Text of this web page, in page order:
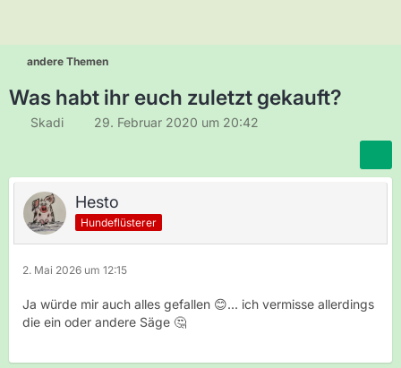
andere Themen
Was habt ihr euch zuletzt gekauft?
Skadi 29. Februar 2020 um 20:42
Hesto
Hundeflüsterer
2. Mai 2026 um 12:15
Ja würde mir auch alles gefallen 😊... ich vermisse allerdings
die ein oder andere Säge 🤔